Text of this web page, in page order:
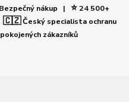
nákup | ⭐24 500+
🇨🇿Český specialista ochranu
zákazníků